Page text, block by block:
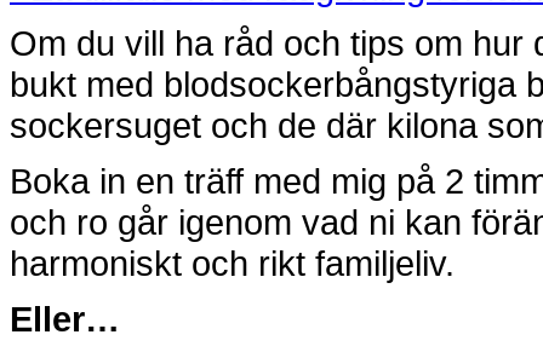
Om du vill ha råd och tips om
bukt med blodsockerbångstyriga
sockersuget och de där kilona
Boka in en träff med mig på 2
och ro går igenom vad ni kan
harmoniskt och rikt familjeliv.
Eller…